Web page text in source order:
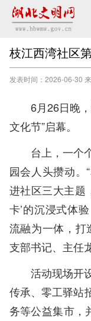
枝江西湾社区
发表时间：2026-06-30
6月26日晚
文化节”启幕。
台上，一个
园会人头攒动。
进社区三大主题
卡’的沉浸式体
流融为一体，打
支部书记、主任
活动现场开
传承、零工驿站
务等公益集市，